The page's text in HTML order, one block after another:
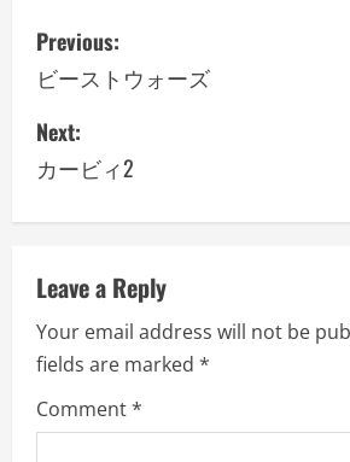
P
o
s
t
n
a
v
i
g
Previous:
ビーストウォーズ
Next:
カービィ2
Leave a Reply
Your email address will not be
fields are marked *
Comment*